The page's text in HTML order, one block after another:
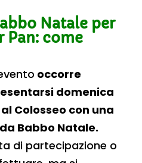
Natale per
Pan: come
occorre
domenica
Colosseo con una
Babbo Natale.
di partecipazione o